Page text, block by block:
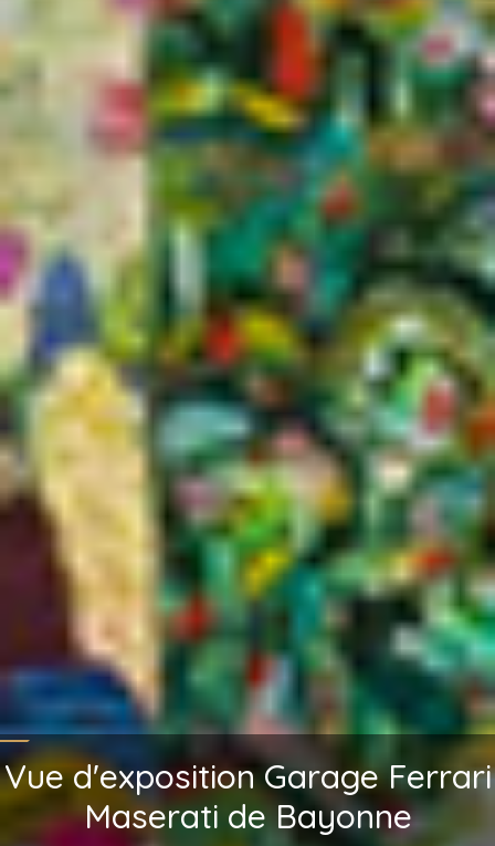
Vue d'exposition Garage Ferrari
Maserati de Bayonne